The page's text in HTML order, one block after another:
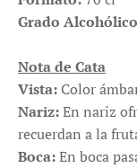
Grado
Nota de Cata
Vista: Color
Nariz:En nariz
recuerdan a la
Boca:En boca